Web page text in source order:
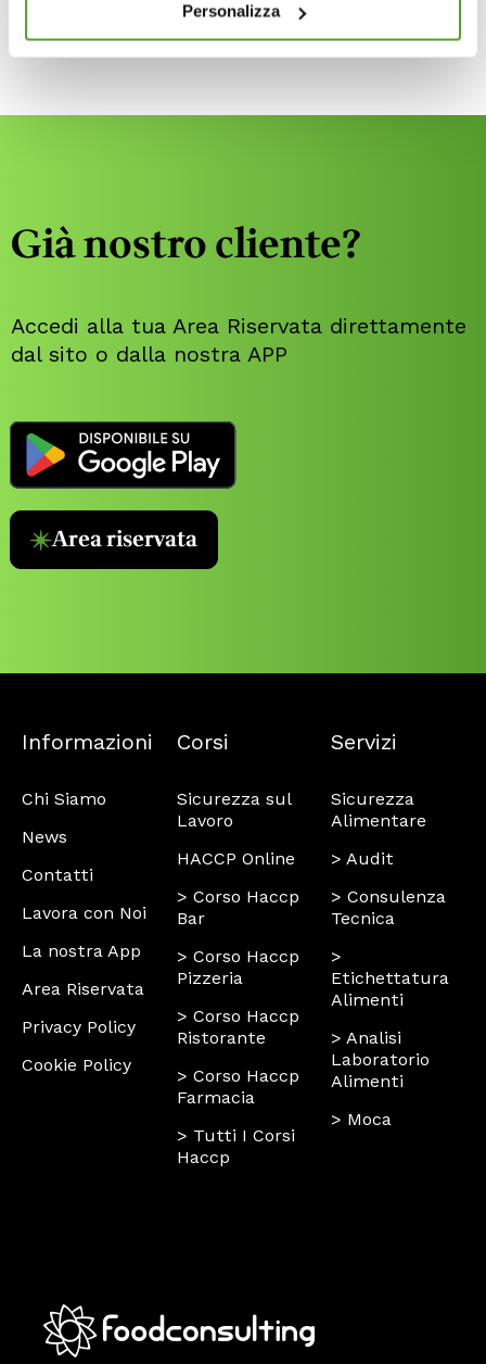
Personalizza
Già nostro cliente?
Accedi alla tua Area Riservata direttamente
dal sito o dalla nostra APP
Area riservata
Informazioni
Chi Siamo
News
Contatti
Lavora con Noi
La nostra App
Area Riservata
Privacy Policy
Cookie Policy
Corsi
Sicurezza sul
Lavoro
HACCP Online
> Corso Haccp
Bar
> Corso Haccp
Pizzeria
> Corso Haccp
Ristorante
> Corso Haccp
Farmacia
> Tutti I Corsi
Haccp
Servizi
Sicurezza
Alimentare
> Audit
> Consulenza
Tecnica
>
Etichettatura
Alimenti
> Analisi
Laboratorio
Alimenti
> Moca